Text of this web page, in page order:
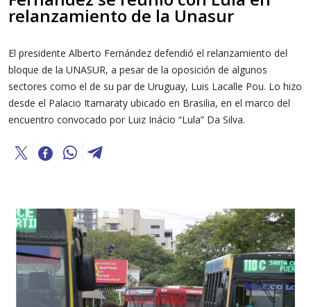
relanzamiento de la Unasur
El presidente Alberto Fernández defendió el relanzamiento del
bloque de la UNASUR, a pesar de la oposición de algunos
sectores como el de su par de Uruguay, Luis Lacalle Pou. Lo hizo
desde el Palacio Itamaraty ubicado en Brasilia, en el marco del
encuentro convocado por Luiz Inácio “Lula” Da Silva.